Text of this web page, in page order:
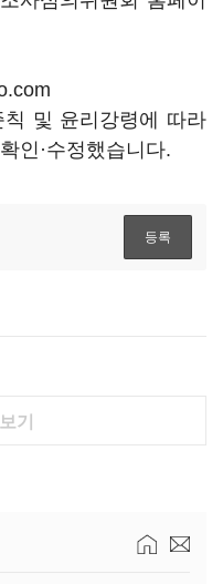
및 윤리강령에 따라
인·수정했습니다.
기